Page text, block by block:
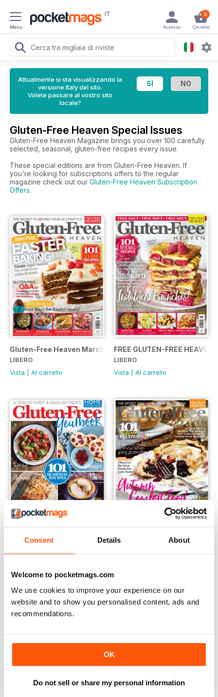
Consent Details About
Welcome to pocketmags.com
We use cookies to improve your experience on our
website and to show you personalised content, ads and
recommendations.
OK
Do not sell or share my personal information
Menu
IT 0
Carrello
Accesso
Attualmente si sta visualizzando la
versione Italy del sito.
Volete passare al vostro sito
locale?
Gluten-Free Heaven Special Issues
Gluten-Free Heaven Magazine brings you over 100 carefully
selected, seasonal, gluten-free recipes every issue.
These special editions are from Gluten-Free Heaven. If
you're looking for subscriptions offers to the regular
magazine check out our Gluten-Free Heaven Subscription
Offers.
Gluten-Free Heaven March 2020
LIBERO
Vista
Al carrello
FREE GLUTEN-FREE HEAVEN
LIBERO
Vista
Al carrello
Buy for€5,99
LIBERO